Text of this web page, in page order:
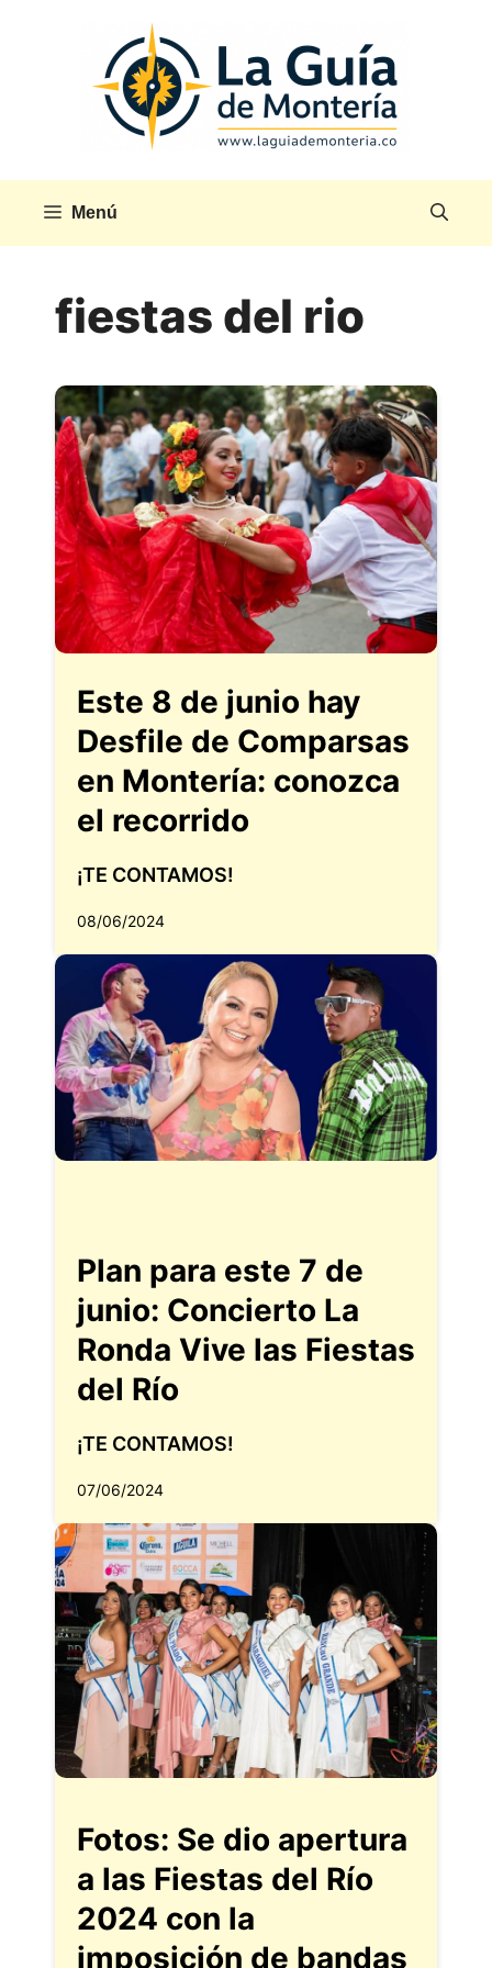
Menú
fiestas del rio
Este 8 de junio hay
Desfile de Comparsas
en Montería: conozca
el recorrido
¡TE CONTAMOS!
08/06/2024
Plan para este 7 de
junio: Concierto La
Ronda Vive las Fiestas
del Río
¡TE CONTAMOS!
07/06/2024
Fotos: Se dio apertura
a las Fiestas del Río
2024 con la
imposición de bandas